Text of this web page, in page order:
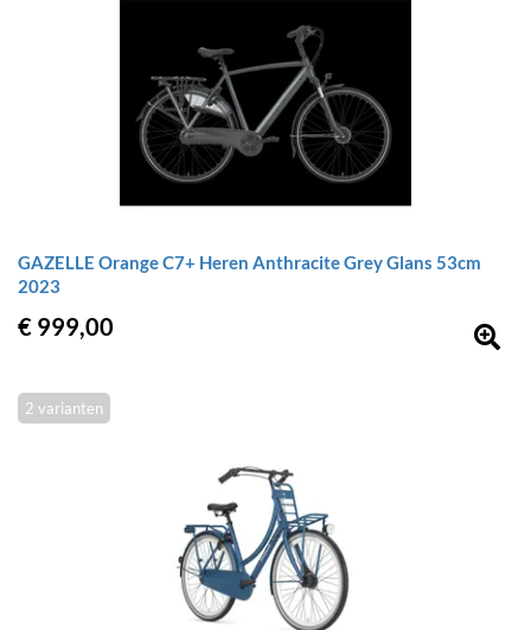
GAZELLE Orange C7+ Heren Anthracite Grey Glans 53cm
2023
€ 999,00
2 varianten